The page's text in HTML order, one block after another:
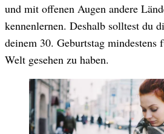
und mit offenen Augen andere
kennenlernen. Deshalb solltest du
deinem 30. Geburtstag mindestens
Welt gesehen zu haben.